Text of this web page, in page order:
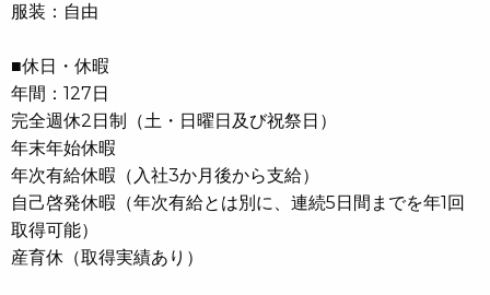
服装：自由
■休日・休暇
年間：127日
完全週休2日制（土・日曜日及び祝祭日）
年末年始休暇
年次有給休暇（入社3か月後から支給）
自己啓発休暇（年次有給とは別に、連続5日間までを年1回
取得可能）
産育休（取得実績あり）